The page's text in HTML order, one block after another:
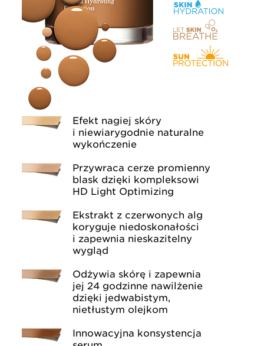
Efekt nagiej skóry
i niewiarygodnie naturalne
wykończenie
Przywraca cerze promienny
blask dzięki kompleksowi
HD Light Optimizing
Ekstrakt z czerwonych alg
koryguje niedoskonałości
i zapewnia nieskazitelny
wygląd
Odżywia skórę i zapewnia
jej 24 godzinne nawilżenie
dzięki jedwabistym,
nietłustym olejkom
Innowacyjna konsystencja